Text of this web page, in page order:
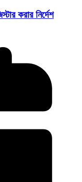
করার নির্দেশ